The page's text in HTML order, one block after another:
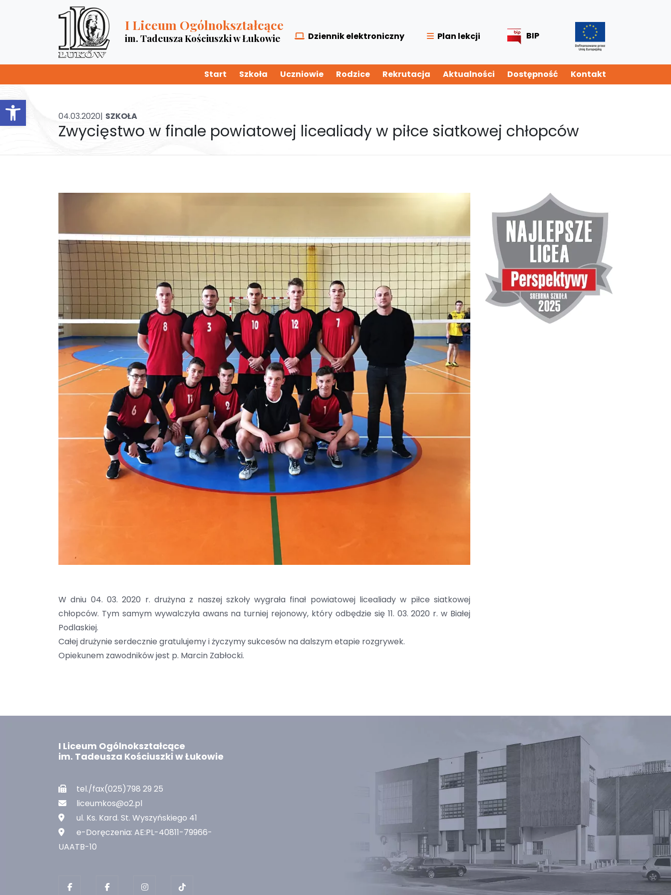
Otwórz pasek narzędzi
I Liceum Ogólnokształcące
im. Tadeusza Kościuszki w Łukowie Dziennik elektroniczny Plan lekcji BIP
Start Szkoła Uczniowie Rodzice Rekrutacja Aktualności Dostępność Kontakt
04.03.2020| SZKOŁA
Zwycięstwo w finale powiatowej licealiady w piłce siatkowej chłopców
W dniu 04. 03. 2020 r. drużyna z naszej szkoły wygrała finał powiatowej licealiady w piłce siatkowej
chłopców. Tym samym wywalczyła awans na turniej rejonowy, który odbędzie się 11. 03. 2020 r. w Białej
Podlaskiej.
Całej drużynie serdecznie gratulujemy i życzymy sukcesów na dalszym etapie rozgrywek.
Opiekunem zawodników jest p. Marcin Zabłocki.
I Liceum Ogólnokształcące
im. Tadeusza Kościuszki w Łukowie
tel./fax(025)798 29 25
liceumkos@o2.pl
ul. Ks. Kard. St. Wyszyńskiego 41
e-Doręczenia: AE:PL-40811-79966-
UAATB-10